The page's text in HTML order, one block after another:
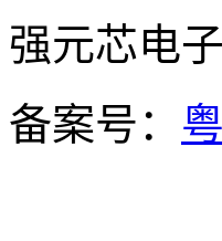
强元芯电
备案号：